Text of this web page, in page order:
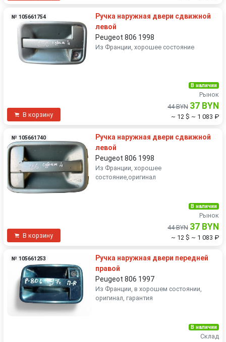
№ 105661754
Ручка наружная двери сдвижной
левой
Peugeot 806 1998
Из Франции, хорошее состояние
В корзину
В наличии
Рынок
44 BYN 37 BYN
~ 12 $ ~ 1 083 ₽
№ 105661740
Ручка наружная двери сдвижной
левой
Peugeot 806 1998
Из Франции, хорошее
состояние,оригинал
В корзину
В наличии
Рынок
44 BYN 37 BYN
~ 12 $ ~ 1 083 ₽
№ 105661253
Ручка наружная двери передней
правой
Peugeot 806 1997
Из Франции, в хорошем состоянии,
оригинал, гарантия
В наличии
Склад